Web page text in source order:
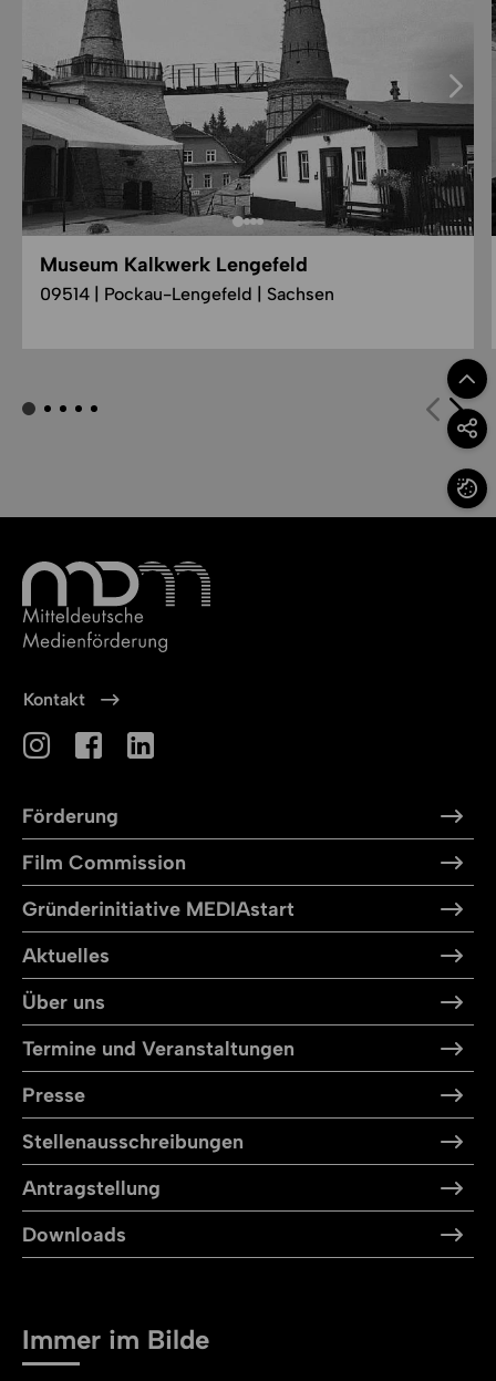
Museum Kalkwerk Lengefeld
09514 | Pockau-Lengefeld | Sachsen
Zum
Kontakt
Förderung
Film Commission
Gründerinitiative MEDIAstart
Aktuelles
Über uns
Termine und Veranstaltungen
Presse
Stellen­aus­schreibungen
Antragstellung
Downloads
Immer im Bilde